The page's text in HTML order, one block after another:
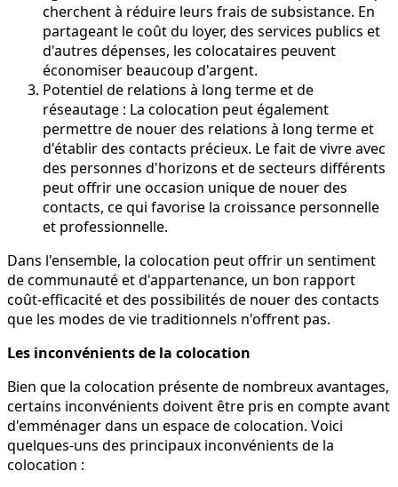
cherchent à réduire leurs frais de subsistance. En
partageant le coût du loyer, des services publics et
d'autres dépenses, les colocataires peuvent
économiser beaucoup d'argent.
Potentiel de relations à long terme et de
réseautage : La colocation peut également
permettre de nouer des relations à long terme et
d'établir des contacts précieux. Le fait de vivre avec
des personnes d'horizons et de secteurs différents
peut offrir une occasion unique de nouer des
contacts, ce qui favorise la croissance personnelle
et professionnelle.
Dans l'ensemble, la colocation peut offrir un sentiment
de communauté et d'appartenance, un bon rapport
coût-efficacité et des possibilités de nouer des contacts
que les modes de vie traditionnels n'offrent pas.
Les inconvénients de la colocation
Bien que la colocation présente de nombreux avantages,
certains inconvénients doivent être pris en compte avant
d'emménager dans un espace de colocation. Voici
quelques-uns des principaux inconvénients de la
colocation :